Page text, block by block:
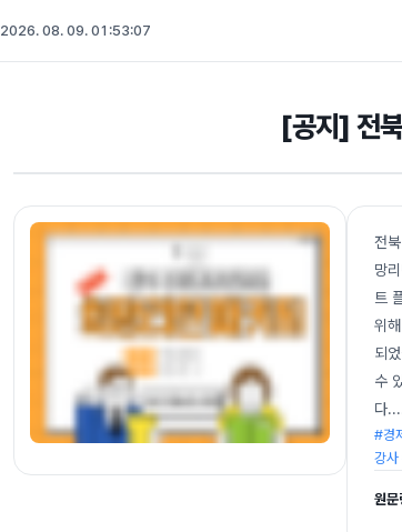
2026. 08. 09. 01:53:08
[공지] 전
전
망
트
위
되
수
다.
#경
강사
원문